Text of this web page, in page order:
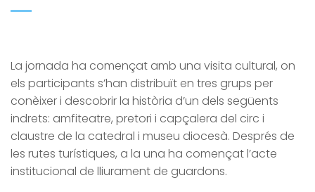
La jornada ha començat amb una visita cultural, on
els participants s’han distribuït en tres grups per
conèixer i descobrir la història d’un dels següents
indrets: amfiteatre, pretori i capçalera del circ i
claustre de la catedral i museu diocesà. Després de
les rutes turístiques, a la una ha començat l’acte
institucional de lliurament de guardons.